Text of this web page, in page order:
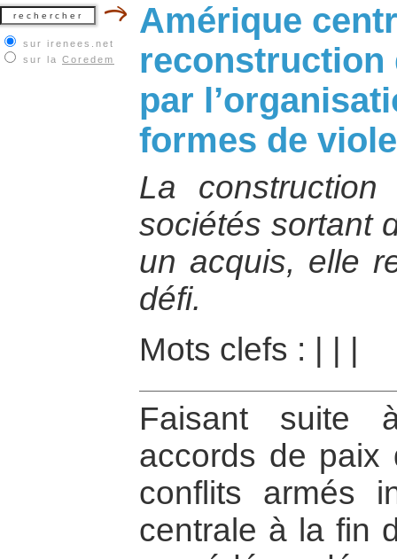
sur irenees.net
sur la Coredem
Amérique
reconstruction
par
formes de
La
sociétés sortant
un acquis, elle
défi.
Mots clefs :
Faisant suite
accords de paix
conflits armés
centrale à la fin